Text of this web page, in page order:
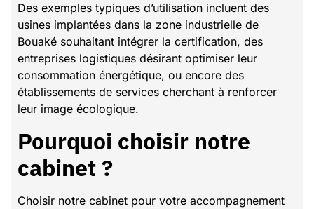
Des exemples typiques d’utilisation incluent des
usines implantées dans la zone industrielle de
Bouaké souhaitant intégrer la certification, des
entreprises logistiques désirant optimiser leur
consommation énergétique, ou encore des
établissements de services cherchant à renforcer
leur image écologique.
Pourquoi choisir notre
cabinet ?
Choisir notre cabinet pour votre accompagnement